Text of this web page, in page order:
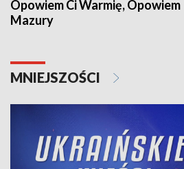
Opowiem Ci Warmię, Opowiem
Mazury
MNIEJSZOŚCI